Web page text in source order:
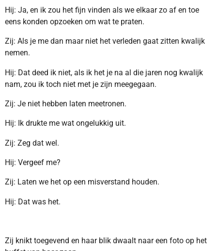
Hij: Ja, en ik zou het fijn vinden als we elkaar zo af en toe
eens konden opzoeken om wat te praten.
Zij: Als je me dan maar niet het verleden gaat zitten kwalijk
nemen.
Hij: Dat deed ik niet, als ik het je na al die jaren nog kwalijk
nam, zou ik toch niet met je zijn meegegaan.
Zij: Je niet hebben laten meetronen.
Hij: Ik drukte me wat ongelukkig uit.
Zij: Zeg dat wel.
Hij: Vergeef me?
Zij: Laten we het op een misverstand houden.
Hij: Dat was het.
Zij knikt toegevend en haar blik dwaalt naar een foto op het